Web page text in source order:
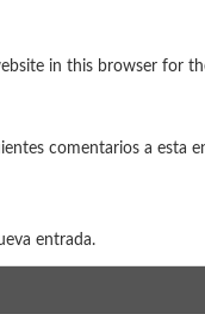
in this browser for
comentarios a esta
entrada.